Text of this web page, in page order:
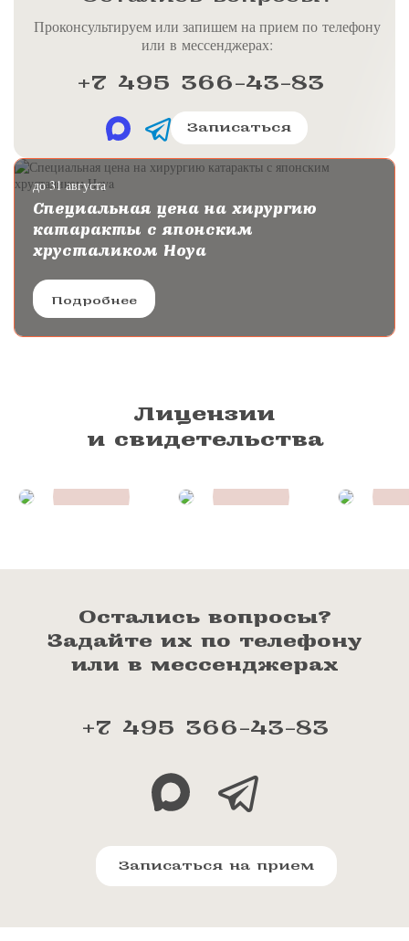
Проконсультируем или запишем на прием по телефону
или в мессенджерах:
+7 495 366-43-83
Записаться
до 31 августа
Специальная цена на хирургию
катаракты с японским
хрусталиком Hoya
Подробнее
Лицензии
и свидетельства
Остались вопросы?
Задайте их по телефону
или в мессенджерах
+7 495 366-43-83
Записаться на прием